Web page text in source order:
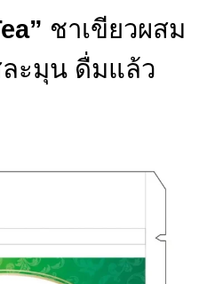
ชาเขียวผสม
ะมุน ดื่มแล้ว